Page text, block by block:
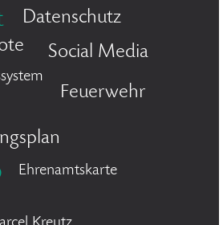
Datenschutz
Social Media
Feuerwehr
Ehrenamtskarte